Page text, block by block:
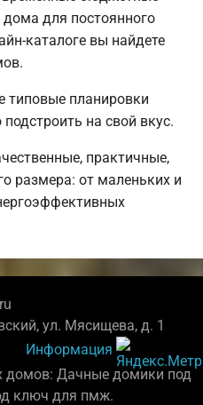
для постоянного
каталоге вы найдете
типовые планировки
на свой вкус.
практичные,
размера: от маленьких и
ул. Мясищева, д. 1
Информация
домов: Дачные домики под
ключ для пмж.